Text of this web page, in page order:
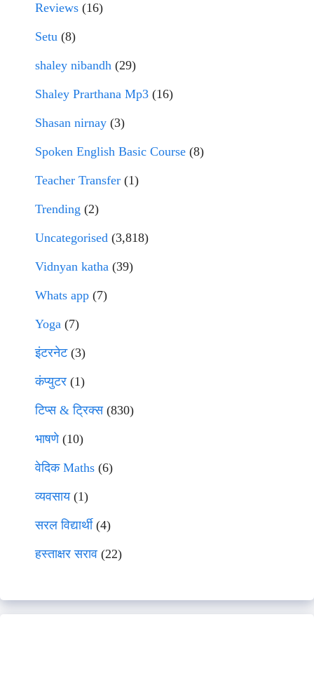
Reviews (16)
Setu (8)
shaley nibandh (29)
Shaley Prarthana Mp3 (16)
Shasan nirnay (3)
Spoken English Basic Course (8)
Teacher Transfer (1)
Trending (2)
Uncategorised (3,818)
Vidnyan katha (39)
Whats app (7)
Yoga (7)
इंटरनेट(3)
कंप्युटर (1)
टिप्स & ट्रिक्स(830)
भाषणे(10)
वेदिक Maths (6)
व्यवसाय(1)
सरल विद्यार्थी(4)
हस्ताक्षर सराव (22)